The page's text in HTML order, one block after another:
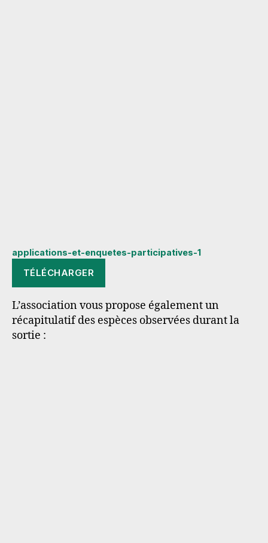
applications-et-enquetes-participatives-1
TÉLÉCHARGER
L’association vous propose également un
récapitulatif des espèces observées durant la
sortie :